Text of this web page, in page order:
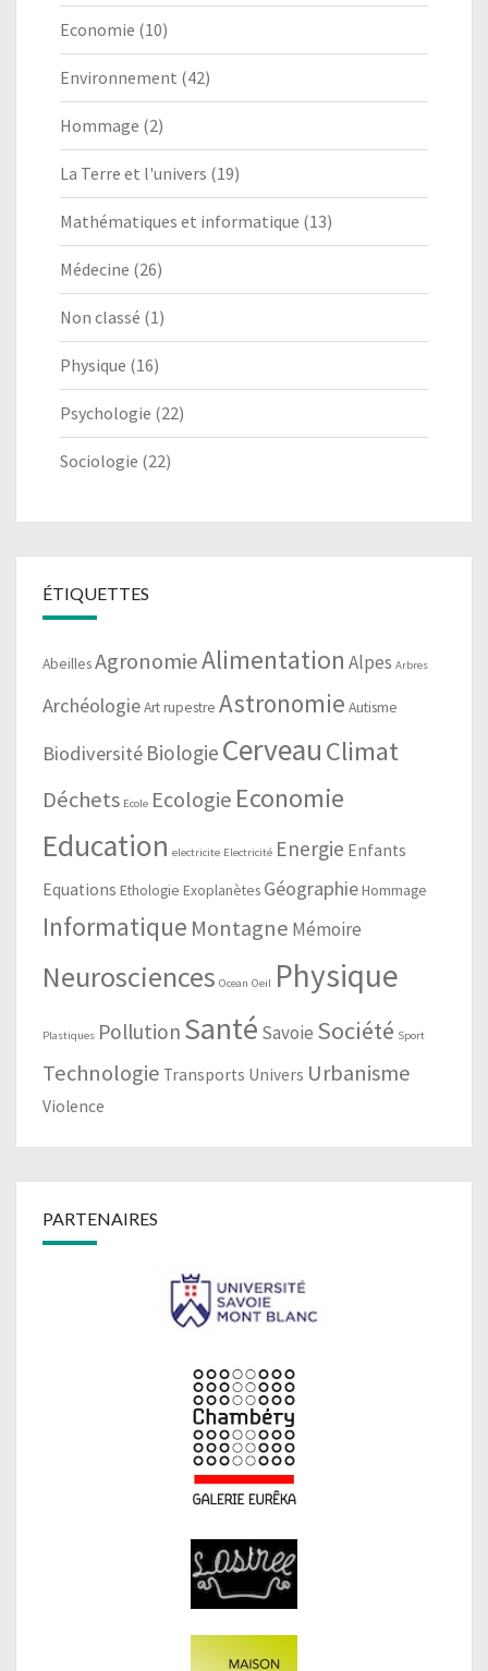
Economie (10)
Environnement (42)
Hommage (2)
La Terre et l'univers (19)
Mathématiques et informatique (13)
Médecine (26)
Non classé (1)
Physique (16)
Psychologie (22)
Sociologie (22)
ÉTIQUETTES
AbeillesAgronomieAlimentation Alpes Arbres
ArchéologieArt rupestre Astronomie Autisme
Biodiversité Biologie CerveauClimat
Déchets Ecole Ecologie Economie
Education electricite Electricité Energie Enfants
Equations Ethologie Exoplanètes GéographieHommage
Informatique Montagne Mémoire
Neurosciences Ocean Oeil Physique
Plastiques Pollution Santé Savoie Société Sport
Technologie Transports Univers Urbanisme
Violence
PARTENAIRES